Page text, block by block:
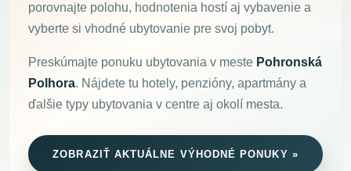
porovnajte polohu, hodnotenia hostí aj vybavenie a
vyberte si vhodné ubytovanie pre svoj pobyt.
Preskúmajte ponuku ubytovania v meste Pohronská
Polhora. Nájdete tu hotely, penzióny, apartmány a
ďalšie typy ubytovania v centre aj okolí mesta.
ZOBRAZIŤ AKTUÁLNE VÝHODNÉ PONUKY »